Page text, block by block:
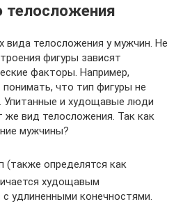
вида телосложения у мужчин. Не
фигуры зависят
факторы. Например,
что тип фигуры не
Упитанные и худощавые люди
же вид телосложения. Так как
мужчины?
(также определятся как
худощавым
удлиненными конечностями.